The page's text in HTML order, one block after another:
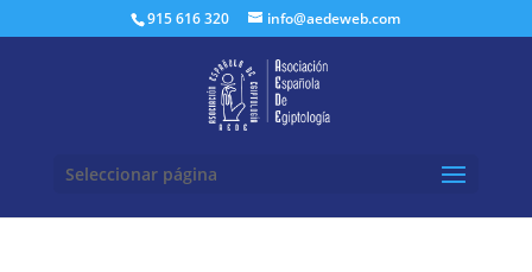
915 616 320 info@aedeweb.com
Seleccionar página